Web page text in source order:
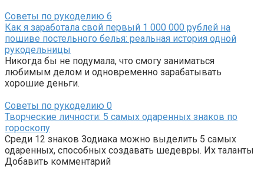
Советы по рукоделию 6
Как я заработала свой первый 1 000 000 рублей на
пошиве постельного белья: реальная история одной
рукодельницы
Никогда бы не подумала, что смогу заниматься
любимым делом и одновременно зарабатывать
хорошие деньги.
Советы по рукоделию 0
Творческие личности: 5 самых одаренных знаков по
гороскопу
Среди 12 знаков Зодиака можно выделить 5 самых
одаренных, способных создавать шедевры. Их таланты
Добавить комментарий